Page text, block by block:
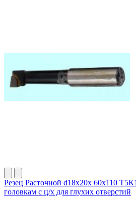
Резец Расточной d18х20х 60х110
головкам с ц/х для глухих отверстий